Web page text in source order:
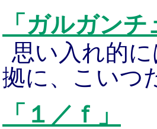
「ガルガン
思い入れ的
拠に、こいつ
「１／ｆ」